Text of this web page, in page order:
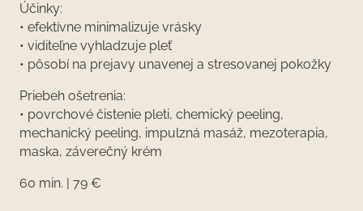
Účinky:
• efektívne minimalizuje vrásky
• viditeľne vyhladzuje pleť
• pôsobí na prejavy unavenej a stresovanej pokožky
Priebeh ošetrenia:
• povrchové čistenie pleti, chemický peeling,
mechanický peeling, impulzná masáž, mezoterapia,
maska, záverečný krém
60 min. | 79 €